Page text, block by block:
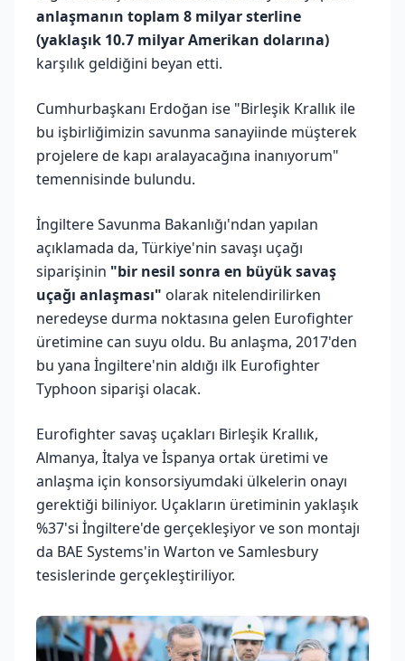
anlaşmanın toplam 8 milyar sterline
(yaklaşık 10.7 milyar Amerikan dolarına)
karşılık geldiğini beyan etti.
Cumhurbaşkanı Erdoğan ise "Birleşik Krallık ile
bu işbirliğimizin savunma sanayiinde müşterek
projelere de kapı aralayacağına inanıyorum"
temennisinde bulundu.
İngiltere Savunma Bakanlığı'ndan yapılan
açıklamada da, Türkiye'nin savaşı uçağı
siparişinin "bir nesil sonra en büyük savaş
uçağı anlaşması" olarak nitelendirilirken
neredeyse durma noktasına gelen Eurofighter
üretimine can suyu oldu. Bu anlaşma, 2017'den
bu yana İngiltere'nin aldığı ilk Eurofighter
Typhoon siparişi olacak.
Eurofighter savaş uçakları Birleşik Krallık,
Almanya, İtalya ve İspanya ortak üretimi ve
anlaşma için konsorsiyumdaki ülkelerin onayı
gerektiği biliniyor. Uçakların üretiminin yaklaşık
%37'si İngiltere'de gerçekleşiyor ve son montajı
da BAE Systems'in Warton ve Samlesbury
tesislerinde gerçekleştiriliyor.